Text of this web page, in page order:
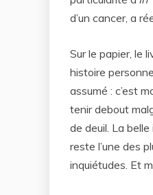
d’un cancer, a
Sur le papier, le
histoire
assumé : c’est
tenir debout
de deuil. La
reste l’une des
inquiétudes. Et